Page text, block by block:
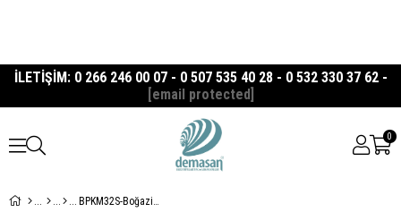
İLETİŞİM: 0 266 246 00 07 - 0 507 535 40 28 - 0 532 330 37 62 -
[email protected]
0
BPKM32S-Boğaziçi 32 No Soğutmalı Komple Paslanmaz Kıyma Makinesi